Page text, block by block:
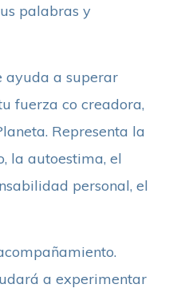
palabras y
ayuda a superar
fuerza co creadora,
Representa la
la autoestima, el
personal, el
a experimentar